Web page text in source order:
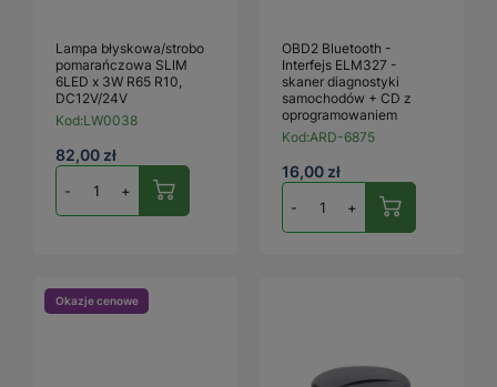
Lampa błyskowa/strobo
pomarańczowa SLIM
6LED x 3W R65 R10,
DC12V/24V
Kod:LW0038
82,00 zł
- +
OBD2 Bluetooth -
Interfejs ELM327 -
skaner diagnostyki
samochodów + CD z
oprogramowaniem
Kod:ARD-6875
16,00 zł
- +
Okazje cenowe